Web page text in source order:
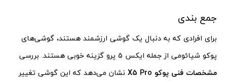
جمع بندی
برای افرادی که به دنبال یک گوشی ارزشمند هستند، گوشی‌های
پوکو شیائومی از جمله ایکس 5 پرو گزینه خوبی هستند. بررسی
مشخصات فنی پوکو X5 Pro
نشان می‌دهد که این گوشی تغییر